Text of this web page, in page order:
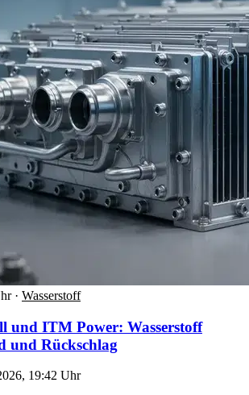
· Wasserstoff
und ITM Power: Wasserstoff
und Rückschlag
19:42 Uhr